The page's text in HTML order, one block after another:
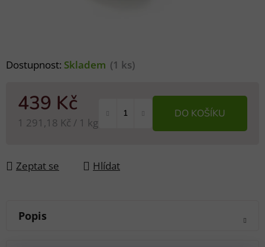
Dostupnost: Skladem (1 ks)
439 Kč
Měrná cena:
1 291,18 Kč / 1 kg
DO KOŠÍKU
Zeptat se Hlídat
Popis